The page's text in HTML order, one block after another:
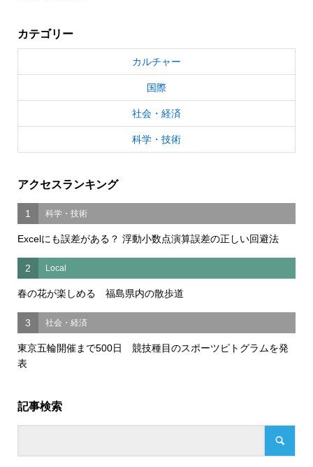
カテゴリー
カルチャー
国際
社会・経済
科学・技術
アクセスランキング
1 科学・技術
Excelにも誤差がある？ 浮動小数点演算誤差の正しい回避法
2 Local
春の花が楽しめる 福島県内の散歩道
3 社会・経済
東京五輪開催まで500日 競技種目のスポーツピトグラムを発
表
記事検索